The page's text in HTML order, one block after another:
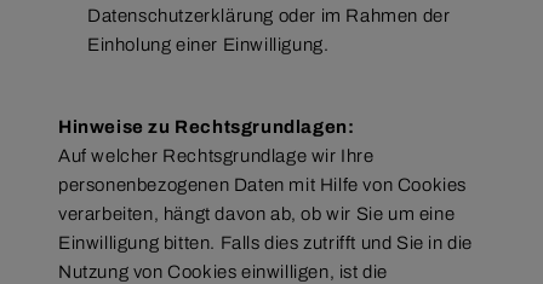
Datenschutzerklärung oder im Rahmen der
Einholung einer Einwilligung.
Hinweise zu Rechtsgrundlagen:
Auf welcher Rechtsgrundlage wir Ihre
personenbezogenen Daten mit Hilfe von Cookies
verarbeiten, hängt davon ab, ob wir Sie um eine
Einwilligung bitten. Falls dies zutrifft und Sie in die
Nutzung von Cookies einwilligen, ist die